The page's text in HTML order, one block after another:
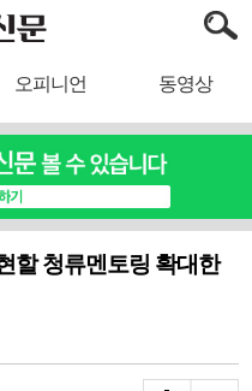
오피니언 동영상
할 청류멘토링 확대한